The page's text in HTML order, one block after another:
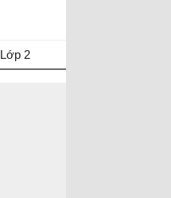
Lớp 2